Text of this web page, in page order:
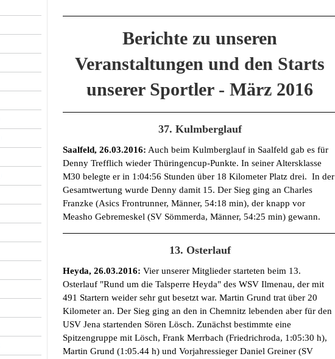
Berichte zu unseren
Veranstaltungen und den Starts
unserer Sportler - März 2016
37. Kulmberglauf
Saalfeld, 26.03.2016: Auch beim Kulmberglauf in Saalfeld gab es für
Denny Trefflich wieder Thüringencup-Punkte. In seiner Altersklasse
M30 belegte er in 1:04:56 Stunden über 18 Kilometer Platz drei. In der
Gesamtwertung wurde Denny damit 15. Der Sieg ging an Charles
Franzke (Asics Frontrunner, Männer, 54:18 min), der knapp vor
Measho Gebremeskel (SV Sömmerda, Männer, 54:25 min) gewann.
13. Osterlauf
Heyda, 26.03.2016: Vier unserer Mitglieder starteten beim 13.
Osterlauf "Rund um die Talsperre Heyda" des WSV Ilmenau, der mit
491 Startern weider sehr gut besetzt war. Martin Grund trat über 20
Kilometer an. Der Sieg ging an den in Chemnitz lebenden aber für den
USV Jena startenden Sören Lösch. Zunächst bestimmte eine
Spitzengruppe mit Lösch, Frank Merrbach (Friedrichroda, 1:05:30 h),
Martin Grund (1:05.44 h) und Vorjahressieger Daniel Greiner (SV